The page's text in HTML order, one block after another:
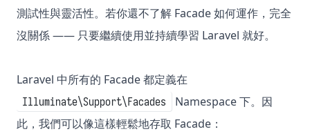
測試性與靈活性。若你還不了解 Facade 如何運作，完全
沒關係 —— 只要繼續使用並持續學習 Laravel 就好。
Laravel 中所有的 Facade 都定義在
Illuminate\Support\Facades
Namespace 下。因
此，我們可以像這樣輕鬆地存取 Facade：